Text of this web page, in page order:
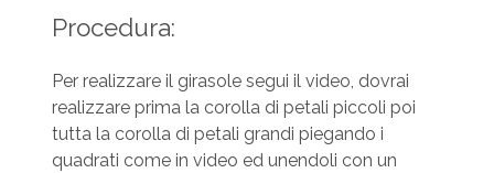
Procedura:
Per realizzare il girasole segui il video, dovrai
realizzare prima la corolla di petali piccoli poi
tutta la corolla di petali grandi piegando i
quadrati come in video ed unendoli con un